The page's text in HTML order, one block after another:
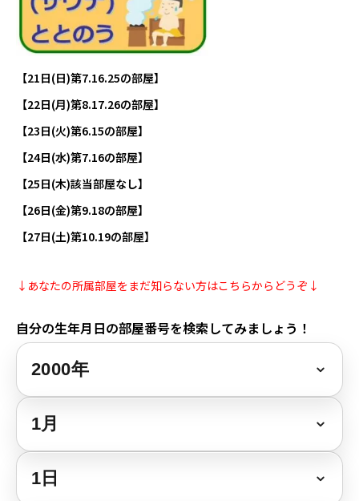
【21日(日)第7.16.25の部屋】
【22日(月)第8.17.26の部屋】
【23日(火)第6.15の部屋】
【24日(水)第7.16の部屋】
【25日(木)該当部屋なし】
【26日(金)第9.18の部屋】
【27日(土)第10.19の部屋】
↓あなたの所属部屋をまだ知らない方はこちらからどうぞ↓
自分の生年月日の部屋番号を検索してみましょう！